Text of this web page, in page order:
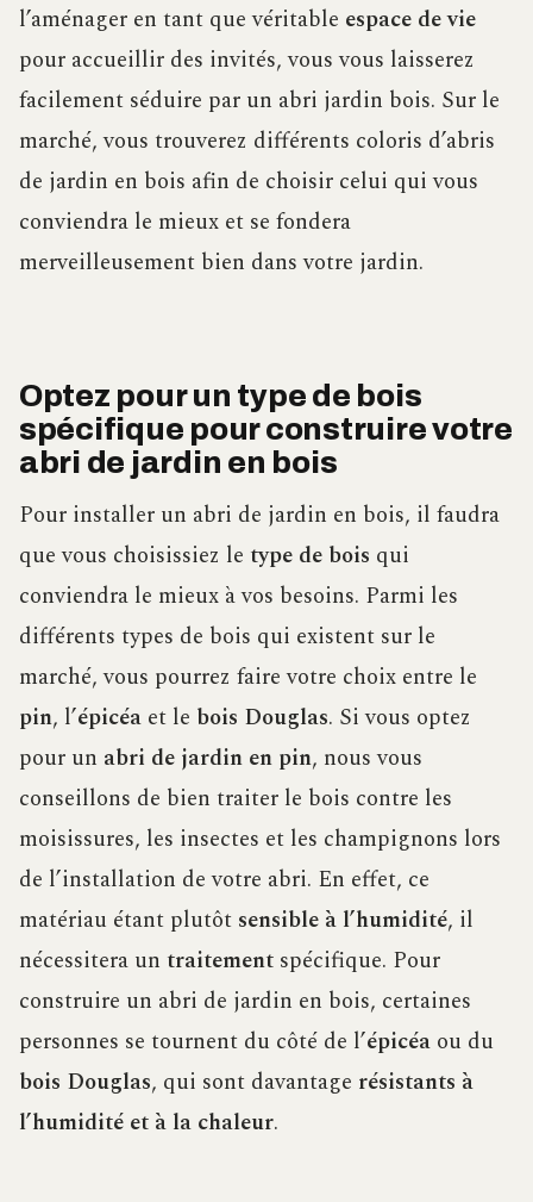
l’aménager en tant que véritable espace de vie
pour accueillir des invités, vous vous laisserez
facilement séduire par un abri jardin bois. Sur le
marché, vous trouverez différents coloris d’abris
de jardin en bois afin de choisir celui qui vous
conviendra le mieux et se fondera
merveilleusement bien dans votre jardin.
Optez pour un type de bois
spécifique pour construire votre
abri de jardin en bois
Pour installer un abri de jardin en bois, il faudra
que vous choisissiez le type de bois qui
conviendra le mieux à vos besoins. Parmi les
différents types de bois qui existent sur le
marché, vous pourrez faire votre choix entre le
pin, l’épicéa et le bois Douglas. Si vous optez
pour un abri de jardin en pin, nous vous
conseillons de bien traiter le bois contre les
moisissures, les insectes et les champignons lors
de l’installation de votre abri. En effet, ce
matériau étant plutôt sensible à l’humidité, il
nécessitera un traitement spécifique. Pour
construire un abri de jardin en bois, certaines
personnes se tournent du côté de l’épicéa ou du
bois Douglas, qui sont davantage résistants à
l’humidité et à la chaleur.